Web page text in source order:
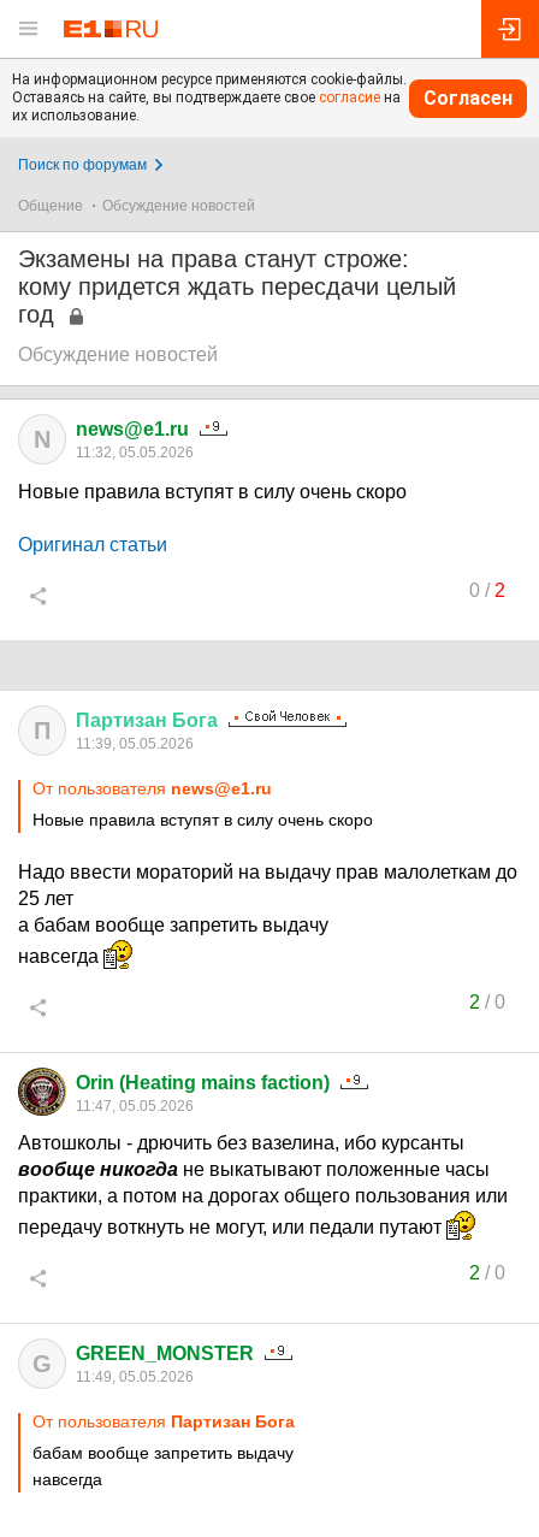
На информационном ресурсе применяются cookie-файлы.
Оставаясь на сайте, вы подтверждаете свое согласие на
их использование.
Согласен
Поиск по форумам
Общение Обсуждение новостей
Экзамены на права станут строже:
кому придется ждать пересдачи целый
год
Обсуждение новостей
N news@e1.ru
11:32, 05.05.2026
Новые правила вступят в силу очень скоро
Оригинал статьи
0/ 2
П Партизан Бога
11:39, 05.05.2026
От пользователя news@e1.ru
Новые правила вступят в силу очень скоро
Надо ввести мораторий на выдачу прав малолеткам до
25 лет
а бабам вообще запретить выдачу
навсегда
2 /0
Orin (Heating mains faction)
11:47, 05.05.2026
Автошколы - дрючить без вазелина, ибо курсанты
вообще никогда не выкатывают положенные часы
практики, а потом на дорогах общего пользования или
передачу воткнуть не могут, или педали путают
2 /0
G GREEN_MONSTER
11:49, 05.05.2026
От пользователя Партизан Бога
бабам вообще запретить выдачу
навсегда